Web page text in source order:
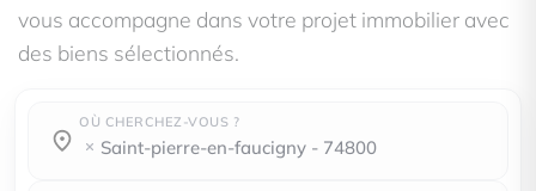
vous accompagne dans votre projet immobilier avec
des biens sélectionnés.
OÙ CHERCHEZ-VOUS ?
Où cherchez-vous ?
saint-pierre-en-faucigny - 74800
Où cherchez-vous ?